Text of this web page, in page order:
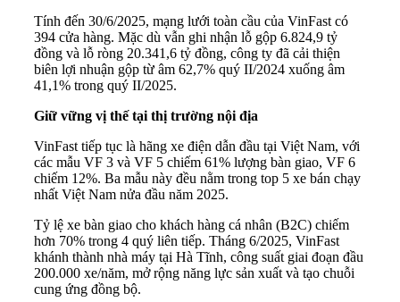
Tính đến 30/6/2025, mạng lưới toàn cầu của VinFast có
394 cửa hàng. Mặc dù vẫn ghi nhận lỗ gộp 6.824,9 tỷ
đồng và lỗ ròng 20.341,6 tỷ đồng, công ty đã cải thiện
biên lợi nhuận gộp từ âm 62,7% quý II/2024 xuống âm
41,1% trong quý II/2025.
Giữ vững vị thế tại thị trường nội địa
VinFast tiếp tục là hãng xe điện dẫn đầu tại Việt Nam, với
các mẫu VF 3 và VF 5 chiếm 61% lượng bàn giao, VF 6
chiếm 12%. Ba mẫu này đều nằm trong top 5 xe bán chạy
nhất Việt Nam nửa đầu năm 2025.
Tỷ lệ xe bàn giao cho khách hàng cá nhân (B2C) chiếm
hơn 70% trong 4 quý liên tiếp. Tháng 6/2025, VinFast
khánh thành nhà máy tại Hà Tĩnh, công suất giai đoạn đầu
200.000 xe/năm, mở rộng năng lực sản xuất và tạo chuỗi
cung ứng đồng bộ.